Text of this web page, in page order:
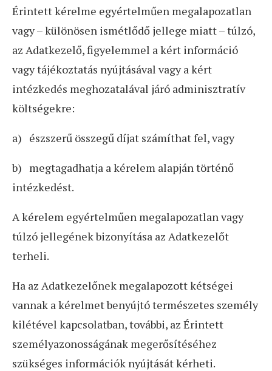
Érintett kérelme egyértelműen megalapozatlan
vagy – különösen ismétlődő jellege miatt – túlzó,
az Adatkezelő, figyelemmel a kért információ
vagy tájékoztatás nyújtásával vagy a kért
intézkedés meghozatalával járó adminisztratív
költségekre:
a) észszerű összegű díjat számíthat fel, vagy
b) megtagadhatja a kérelem alapján történő
intézkedést.
A kérelem egyértelműen megalapozatlan vagy
túlzó jellegének bizonyítása az Adatkezelőt
terheli.
Ha az Adatkezelőnek megalapozott kétségei
vannak a kérelmet benyújtó természetes személy
kilétével kapcsolatban, további, az Érintett
személyazonosságának megerősítéséhez
szükséges információk nyújtását kérheti.